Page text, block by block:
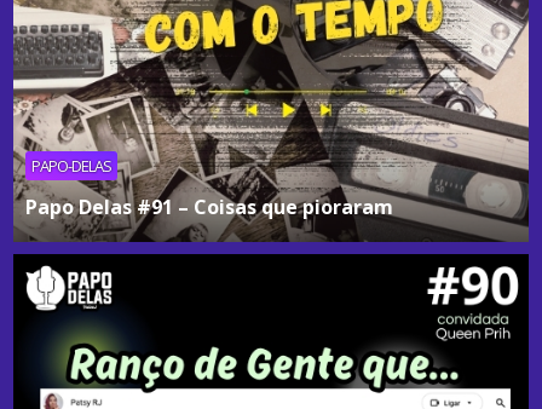
PAPO-DELAS
Papo Delas #91 – Coisas que pioraram